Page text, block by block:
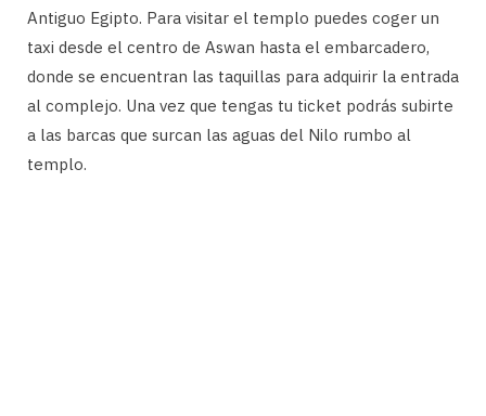
Antiguo Egipto. Para visitar el templo puedes coger un
taxi desde el centro de Aswan hasta el embarcadero,
donde se encuentran las taquillas para adquirir la entrada
al complejo. Una vez que tengas tu ticket podrás subirte
a las barcas que surcan las aguas del Nilo rumbo al
templo.